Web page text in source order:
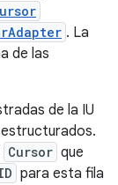
. La
de las
de la IU
Cursor que
para esta fila